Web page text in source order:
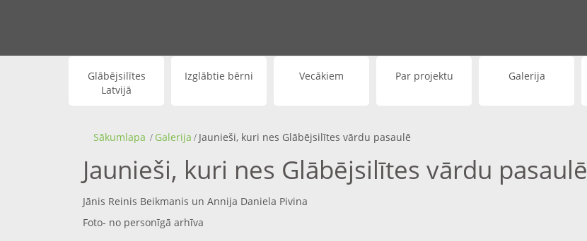
Glābējsilītes
Latvijā
Izglābtie bērni Vecākiem Par projektu Galerija
Sākumlapa Galerija Jaunieši, kuri nes Glābējsilītes vārdu pasaulē
Jaunieši, kuri nes Glābējsilītes vārdu pasaulē
Jānis Reinis Beikmanis un Annija Daniela Pivina
Foto- no personīgā arhīva